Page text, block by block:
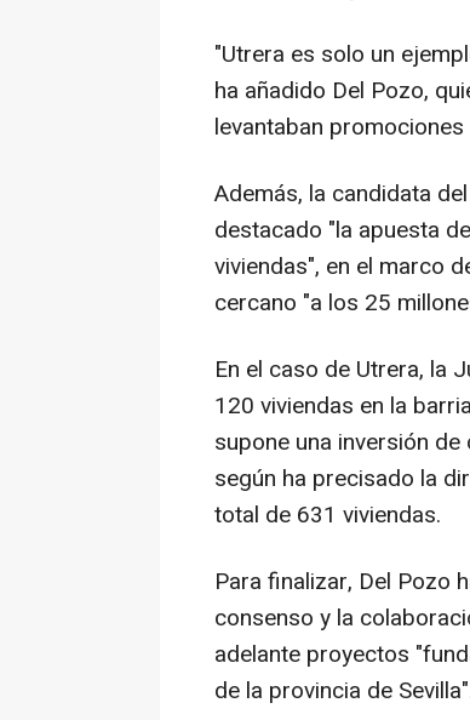
"Utrera es solo un
ha añadido Del Pozo,
levantaban
Además, la candidata
destacado "la apuesta
viviendas", en el marco
cercano "a los 25
En el caso de Utrera, la
120 viviendas en la
supone una inversión
según ha precisado la
total de 631 viviendas.
Para finalizar, Del Pozo
consenso y la
adelante proyectos
de la provincia de